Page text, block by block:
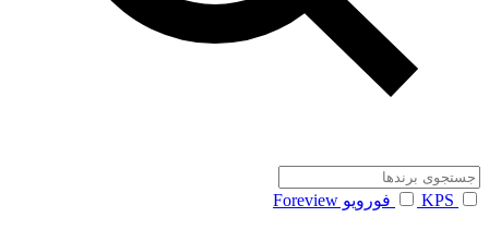
KPS فورویو Foreview